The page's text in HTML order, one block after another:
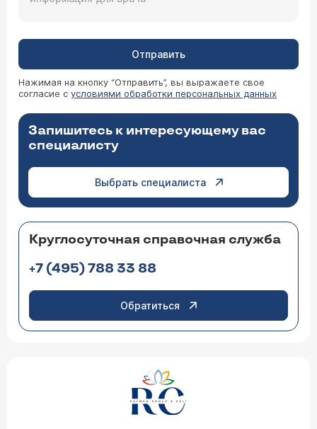
Отправить
Нажимая на кнопку “Отправить”, вы выражаете свое
согласие с условиями обработки персональных данных
Запишитесь к интересующему вас
специалисту
Выбрать специалиста
Круглосуточная справочная служба
+7 (495) 788 33 88
Обратиться